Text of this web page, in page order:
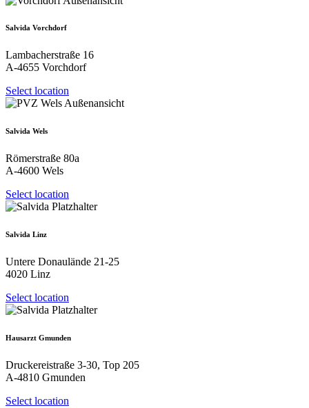
Salvida Vorchdorf
Lambacherstraße 16
A-4655 Vorchdorf
Select location
Salvida Wels
Römerstraße 80a
A-4600 Wels
Select location
Salvida Linz
Untere Donaulände 21-25
4020 Linz
Select location
Hausarzt Gmunden
Druckereistraße 3-30, Top 205
A-4810 Gmunden
Select location